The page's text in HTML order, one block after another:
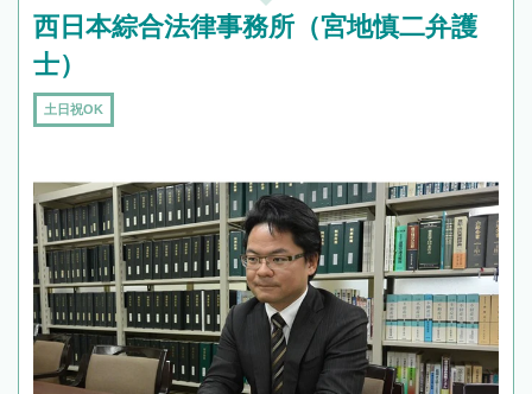
西日本綜合法律事務所（宮地慎二弁護
士）
土日祝OK